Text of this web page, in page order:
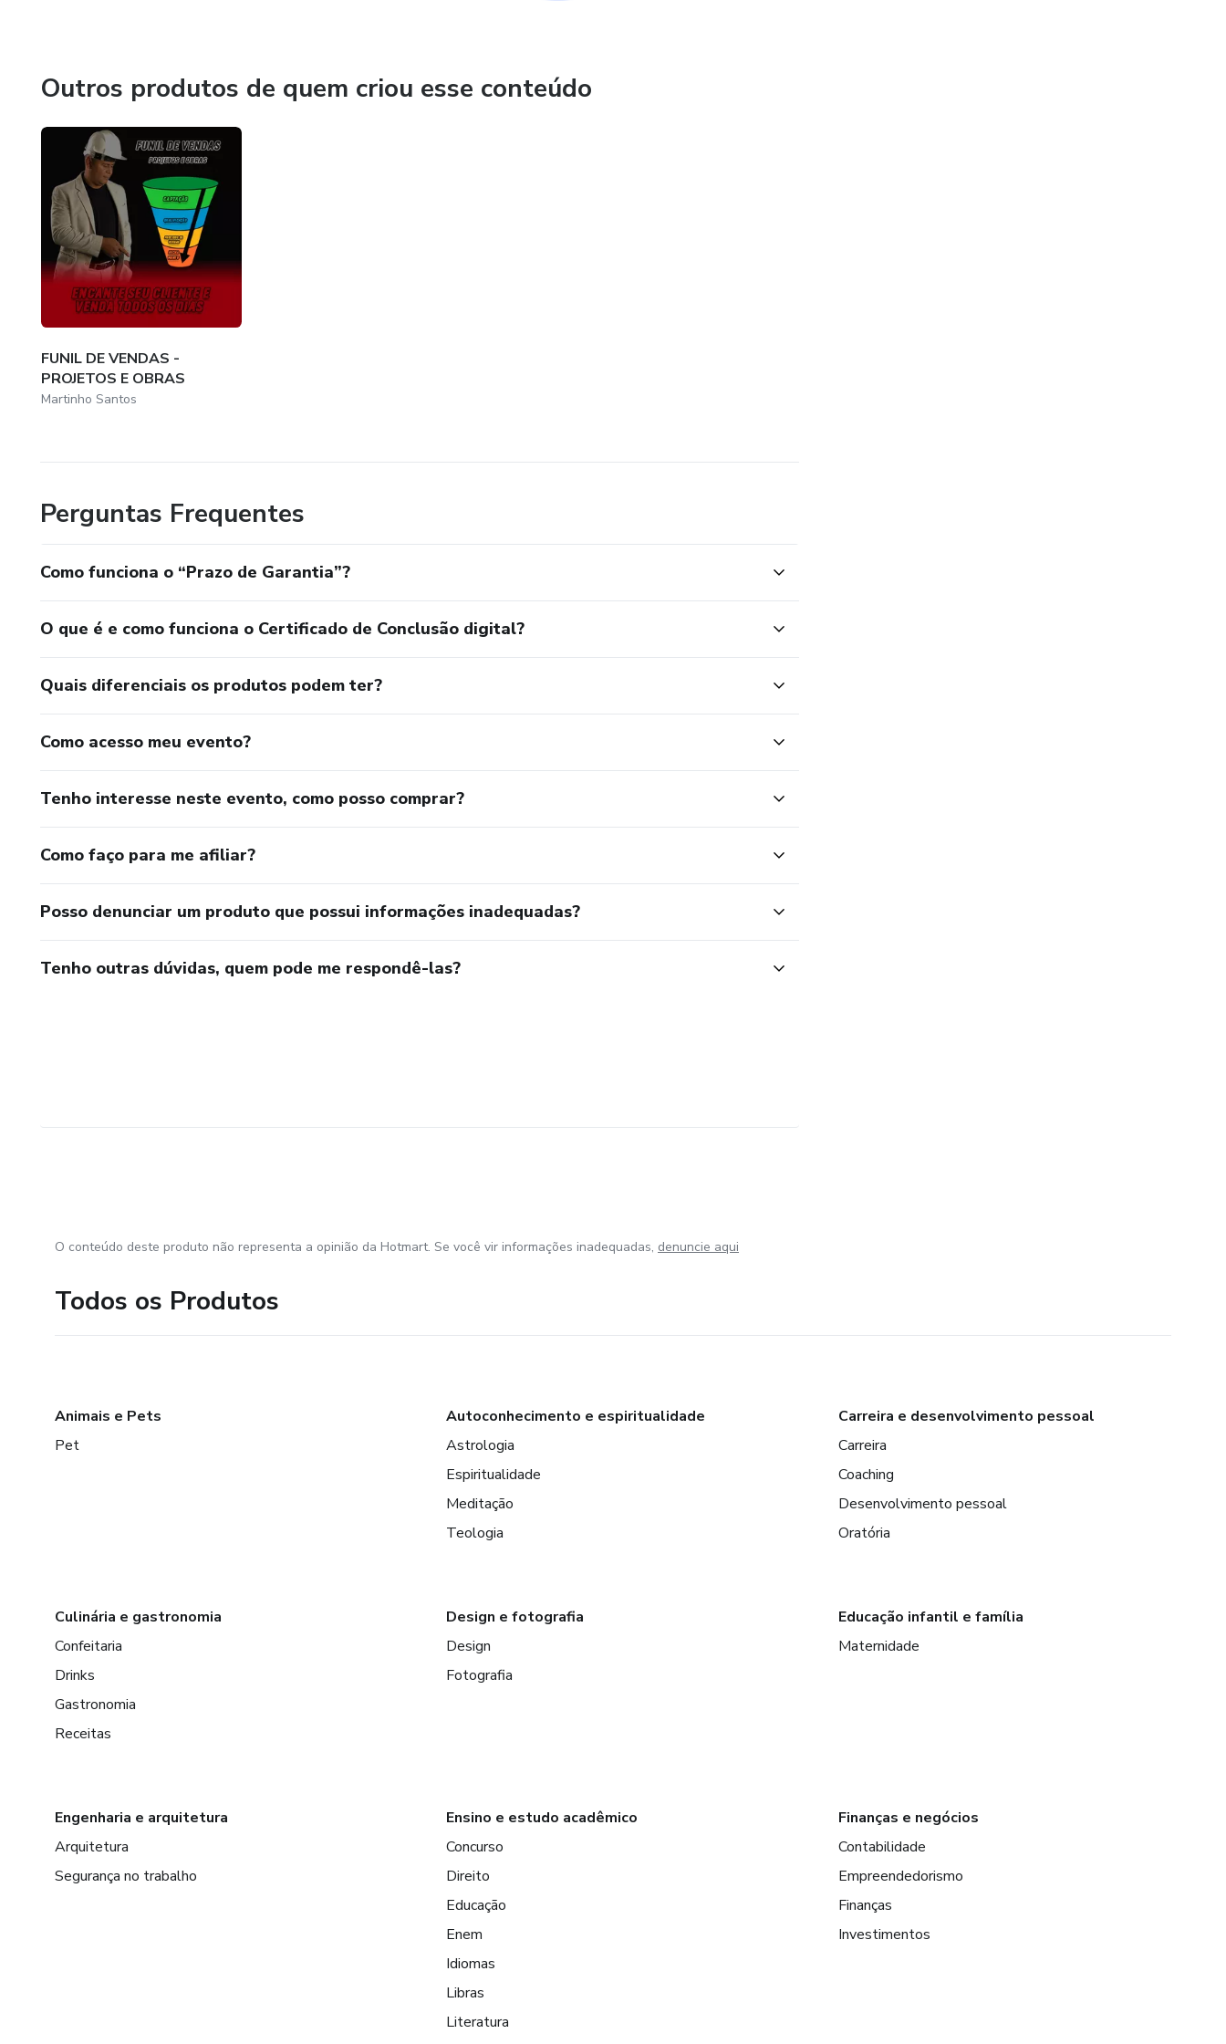
Outros produtos de quem criou esse conteúdo
FUNIL DE VENDAS -
PROJETOS E OBRAS
Martinho Santos
Perguntas Frequentes
Como funciona o “Prazo de Garantia”?
O que é e como funciona o Certificado de Conclusão digital?
Quais diferenciais os produtos podem ter?
Como acesso meu evento?
Tenho interesse neste evento, como posso comprar?
Como faço para me afiliar?
Posso denunciar um produto que possui informações inadequadas?
Tenho outras dúvidas, quem pode me respondê-las?
O conteúdo deste produto não representa a opinião da Hotmart. Se você vir informações inadequadas, denuncie aqui
Todos os Produtos
Animais e Pets
Pet
Autoconhecimento e espiritualidade
Astrologia
Espiritualidade
Meditação
Teologia
Carreira e desenvolvimento pessoal
Carreira
Coaching
Desenvolvimento pessoal
Oratória
Culinária e gastronomia
Confeitaria
Drinks
Gastronomia
Receitas
Design e fotografia
Design
Fotografia
Educação infantil e família
Maternidade
Engenharia e arquitetura
Arquitetura
Segurança no trabalho
Ensino e estudo acadêmico
Concurso
Direito
Educação
Enem
Idiomas
Libras
Literatura
Finanças e negócios
Contabilidade
Empreendedorismo
Finanças
Investimentos